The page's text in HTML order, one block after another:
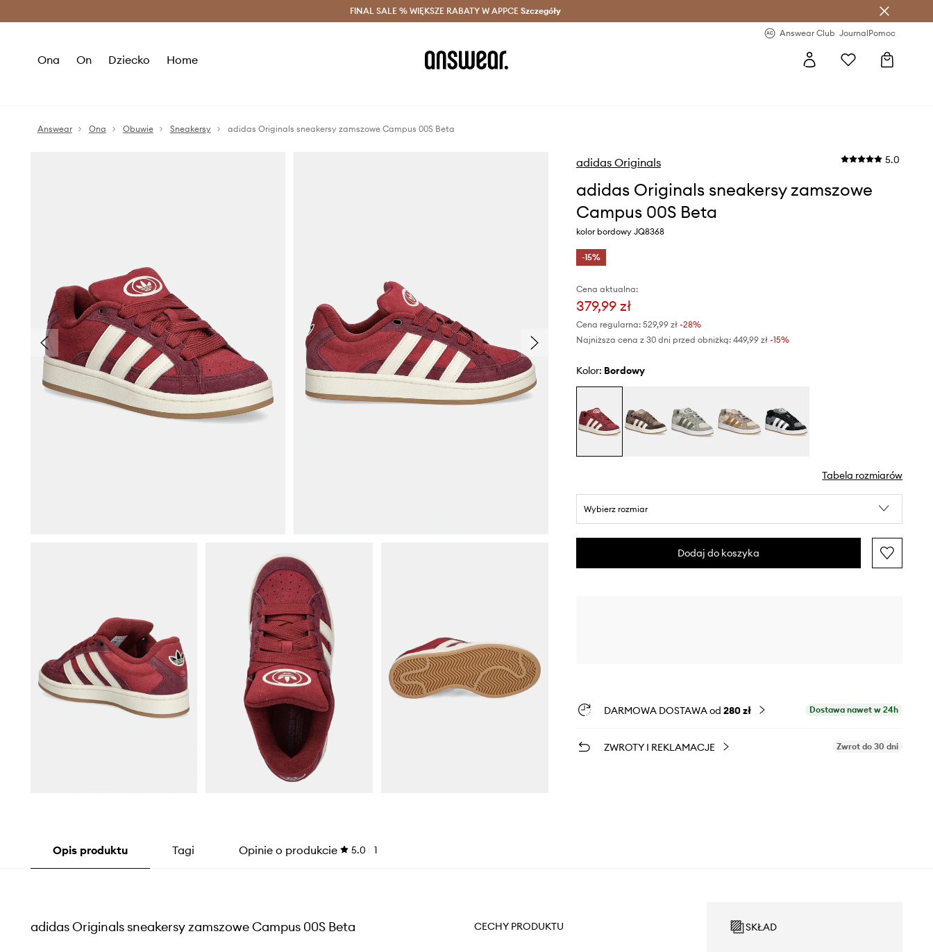
Oszczędzaj z Answear Club > Dostawa nawet w 24h >
FINAL SALE % WIĘKSZE RABATY W APPCE Szczegóły
Answear Club JournalPomoc
Ona On Dziecko Home
Answear Ona Obuwie Sneakersy adidas Originals sneakersy zamszowe Campus 00S Beta
adidas Originals 5.0
adidas Originals sneakersy zamszowe
Campus 00S Beta
kolor bordowy JQ8368
-15%
Cena aktualna:
379,99 zł
Cena regularna: 529,99 zł-28%
Najniższa cena z 30 dni przed obniżką: 449,99 zł -15%
Kolor: bordowy
Tabela rozmiarów
Wybierz rozmiar
Dodaj do koszyka
DARMOWA DOSTAWA od 280 zł Dostawa nawet w 24h
ZWROTY I REKLAMACJE Zwrot do 30 dni
Opis produktu Tagi Opinie o produkcie 5.0 1
adidas Originals sneakersy zamszowe Campus 00S Beta CECHY PRODUKTU SKŁAD